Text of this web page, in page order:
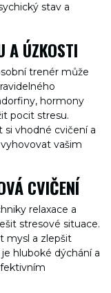
stav a
A ÚZKOSTI
trenér může
hormony
pocit stresu.
vhodné cvičení a
vašim
CVIČENÍ
relaxace a
stresové situace.
mysl a zlepšit
hluboké dýchání a